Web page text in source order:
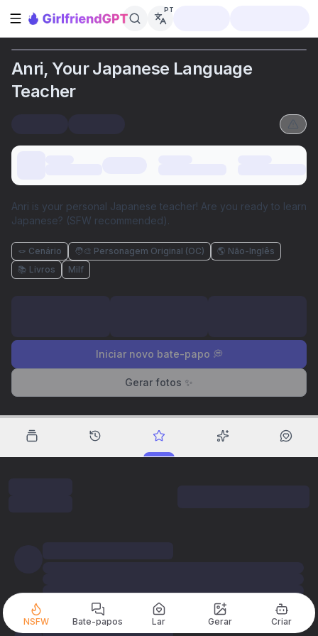
Abrir barra lateral
PT
Anri, Your Japanese Language
Teacher
Anri is your personal Japanese teacher! Are you ready to learn
Japanese? (SFW recommended).
🪢 Cenário 🧑‍🎨 Personagem Original (OC)
🌎 Não-Inglês
📚 Livros
Milf
Iniciar novo bate-papo 💭
Gerar fotos ✨
NSFW Bate-papos Lar Gerar Criar